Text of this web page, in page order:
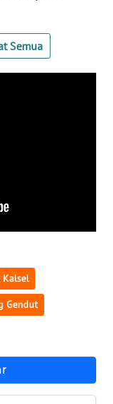
Semua
Kalsel
Gendut